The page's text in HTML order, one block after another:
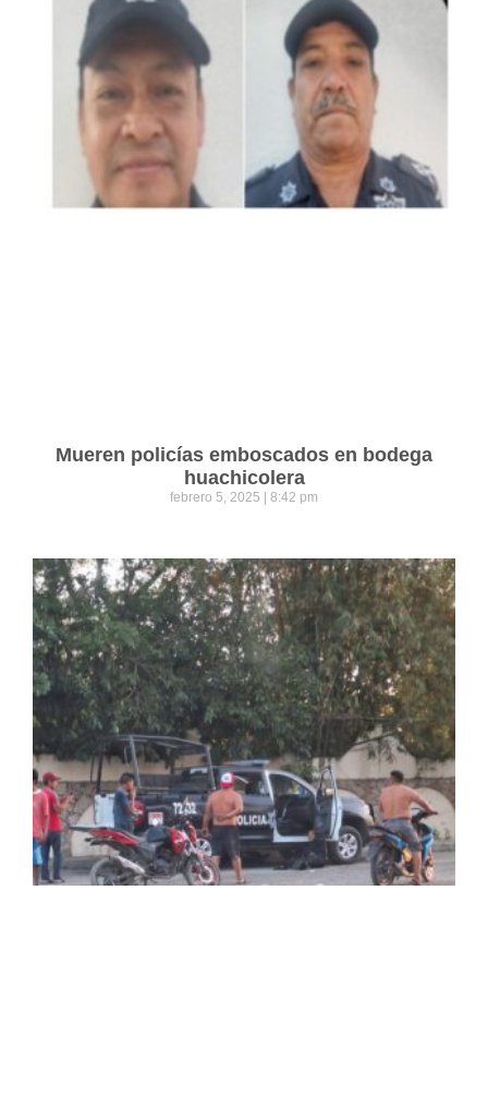
Mueren policías emboscados en bodega
huachicolera
febrero 5, 2025 8:42 pm